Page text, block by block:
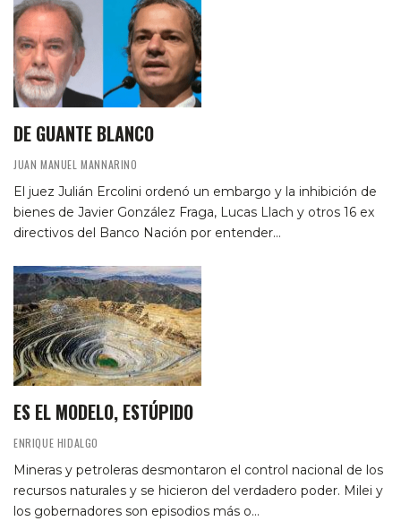
DE GUANTE BLANCO
JUAN MANUEL MANNARINO
El juez Julián Ercolini ordenó un embargo y la inhibición de
bienes de Javier González Fraga, Lucas Llach y otros 16 ex
directivos del Banco Nación por entender…
ES EL MODELO, ESTÚPIDO
ENRIQUE HIDALGO
Mineras y petroleras desmontaron el control nacional de los
recursos naturales y se hicieron del verdadero poder. Milei y
los gobernadores son episodios más o…